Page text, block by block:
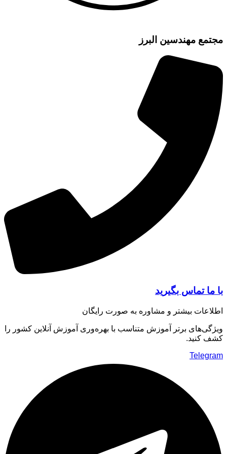
مهندسین البرز
تماس بگیرید
بیشتر و مشاوره به صورت رایگان
برتر آموزش متناسب با بهره‌وری آموزش آنلاین کشور را
کنید.